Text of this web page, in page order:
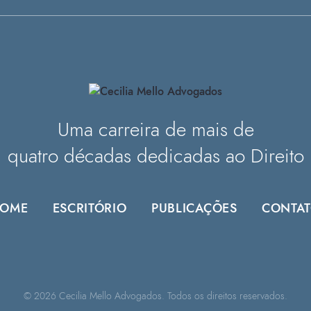
Uma carreira de mais de
quatro décadas dedicadas ao Direito
ESCRITÓRIO PUBLICAÇÕES
© 2026 Cecilia Mello Advogados. Todos os direitos reservados.